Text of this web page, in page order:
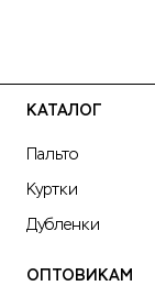
КАТАЛОГ
Пальто
Куртки
Дубленки
ОПТОВИКАМ